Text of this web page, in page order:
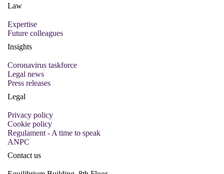
Law
Expertise
Future colleagues
Insights
Coronavirus taskforce
Legal news
Press releases
Legal
Privacy policy
Cookie policy
Regulament - A time to speak
ANPC
Contact us